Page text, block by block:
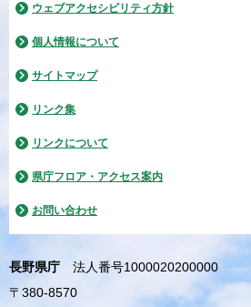
ウェブアクセシビリティ方針
個人情報について
サイトマップ
リンク集
リンクについて
県庁フロア・アクセス案内
お問い合わせ
長野県庁
法人番号1000020200000
〒380-8570